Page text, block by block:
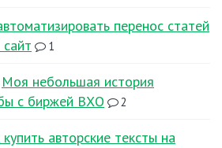
перенос статей
1
Моя небольшая история
с биржей ВХО
2
купить авторские тексты на